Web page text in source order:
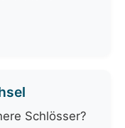
Schlösser?